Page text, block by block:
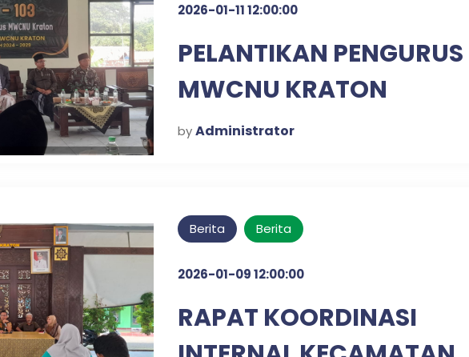
2026-01-11 12:00:00
PELANTIKAN PENGURUS
MWCNU KRATON
by Administrator
Berita Berita
2026-01-09 12:00:00
RAPAT KOORDINASI